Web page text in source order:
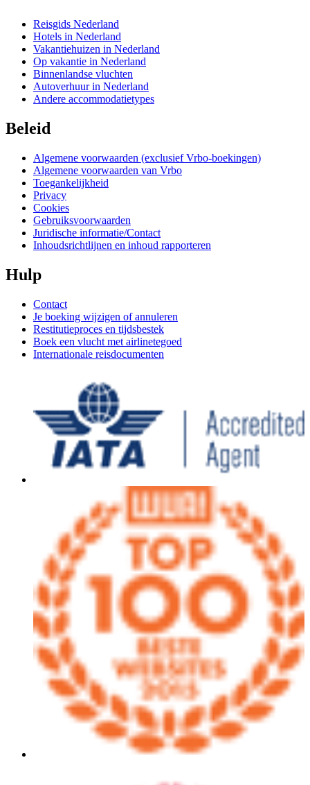
Reisgids Nederland
Hotels in Nederland
Vakantiehuizen in Nederland
Op vakantie in Nederland
Binnenlandse vluchten
Autoverhuur in Nederland
Andere accommodatietypes
Beleid
Algemene voorwaarden (exclusief Vrbo-boekingen)
Algemene voorwaarden van Vrbo
Toegankelijkheid
Privacy
Cookies
Gebruiksvoorwaarden
Juridische informatie/Contact
Inhoudsrichtlijnen en inhoud rapporteren
Hulp
Contact
Je boeking wijzigen of annuleren
Restitutieproces en tijdsbestek
Boek een vlucht met airlinetegoed
Internationale reisdocumenten